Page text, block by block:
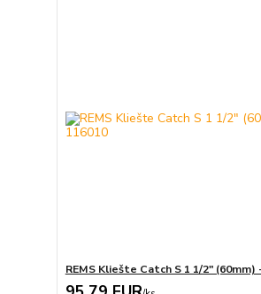
REMS Kliešte Catch S 1 1/2" (60mm)